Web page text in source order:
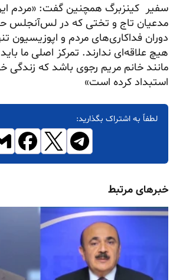
سفیر کینزبرگ همچنین گفت: «مردم
مدعیان تاج و تختی که در لس‌آنجلس
دوران فداکاری‌های مردم و اپوزیسیون
هیچ علاقه‌ای ندارند. تمرکز اصلی ما
مانند خانم مریم رجوی باشد که زندگی
استبداد کرده است»
لطفاً به اشتراک بگذارید:
خبرهای مرتبط